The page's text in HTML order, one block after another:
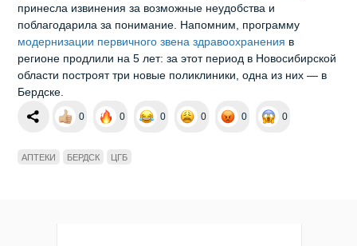
принесла извинения за возможные неудобства и
поблагодарила за понимание. Напомним, программу
модернизации первичного звена здравоохранения в
регионе продлили на 5 лет: за этот период в Новосибирской
области построят три новые поликлиники, одна из них — в
Бердске.
0 0 0 0 0 0
АПТЕКИ БЕРДСК ЦГБ